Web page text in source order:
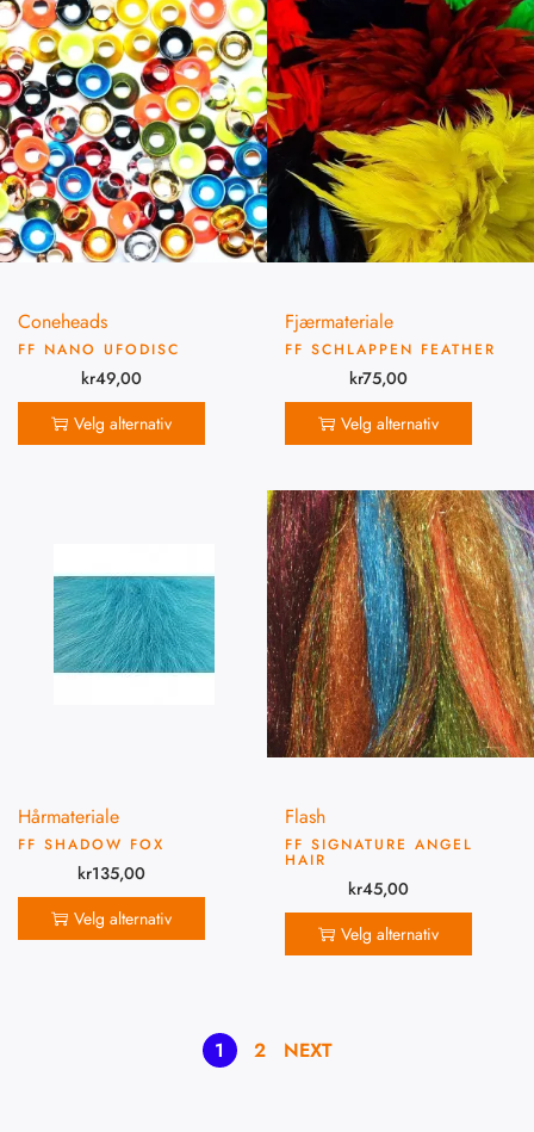
Coneheads
FF NANO UFODISC
kr49,00
Velg alternativ
Fjærmateriale
FF SCHLAPPEN FEATHER
kr75,00
Velg alternativ
Hårmateriale
FF SHADOW FOX
kr135,00
Velg alternativ
Flash
FF SIGNATURE ANGEL
HAIR
kr45,00
Velg alternativ
1 2 NEXT